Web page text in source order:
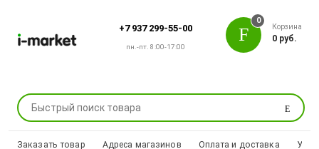
+7 937 299-55-00
пн.-пт. 8:00-17:00
Поиск
0
Корзина
0 руб.
Заказать товар Адреса магазинов Оплата и доставка